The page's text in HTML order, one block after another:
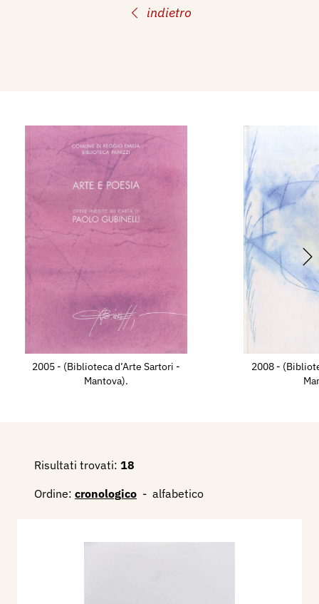
indietro
2005 - (Biblioteca d’Arte Sartori -
Mantova).
2008 -
Risultati trovati: 18
Ordine: cronologico - alfabetico